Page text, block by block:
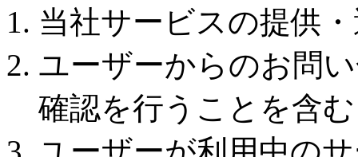
当社サービスの提供
ユーザーからのお問
確認を行うことを含